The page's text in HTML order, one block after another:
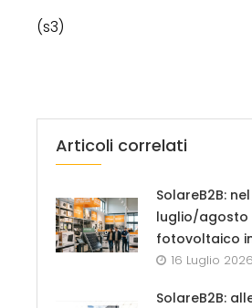
(s3)
Articoli correlati
SolareB2B:
luglio/agosto
fotovoltaico
16 Luglio 2026
SolareB2B: